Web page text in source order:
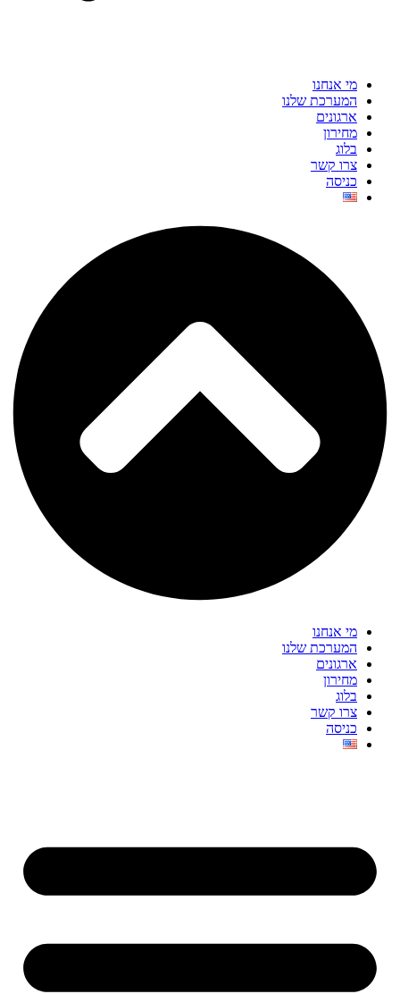
מי אנחנו
המערכת שלנו
ארגונים
מחירון
בלוג
צרו קשר
כניסה
מי אנחנו
המערכת שלנו
ארגונים
מחירון
בלוג
צרו קשר
כניסה